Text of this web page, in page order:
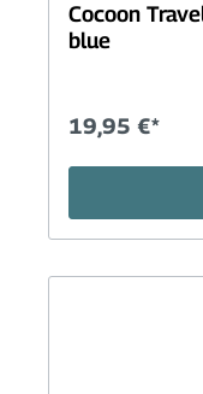
Cocoon
blue
19,95 €*